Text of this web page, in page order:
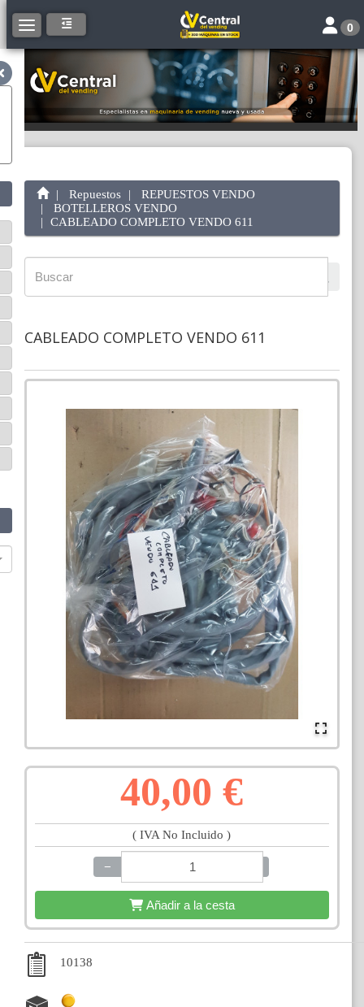
Toggle navigation Toggle
0
Repuestos
REPUESTOS VENDO
BOTELLEROS VENDO
CABLEADO COMPLETO VENDO 611
CABLEADO COMPLETO VENDO 611
40,00 €
( IVA No Incluido )
−
Añadir a la cesta
10138